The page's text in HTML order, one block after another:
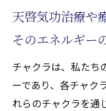
天啓気功治療や
そのエネルギー
チャクラは、私たち
ーであり、各チャク
れらのチャクラを通